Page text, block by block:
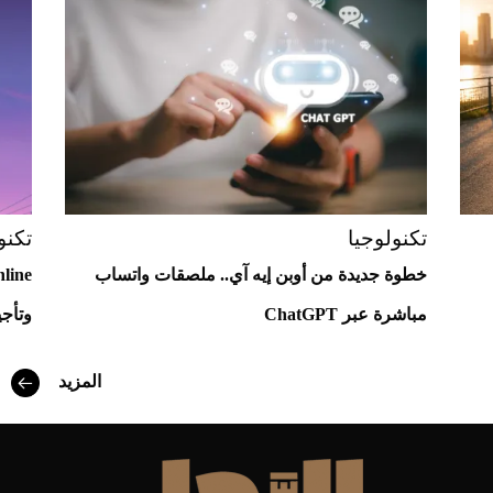
Aston Martin Valiant: على هوى الأبطال
تكنولوجيا
خطوة جديدة من أوبن إيه آي.. ملصقات واتساب
مباشرة عبر ChatGPT
المزيد